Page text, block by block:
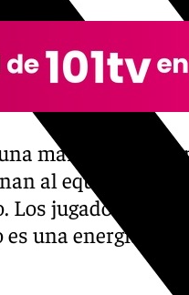
una maravilla y
al equipo. No
Los jugadores
es una energía